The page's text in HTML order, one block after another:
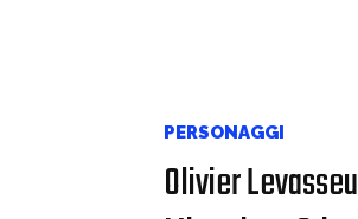
PERSONAGGI
Olivier